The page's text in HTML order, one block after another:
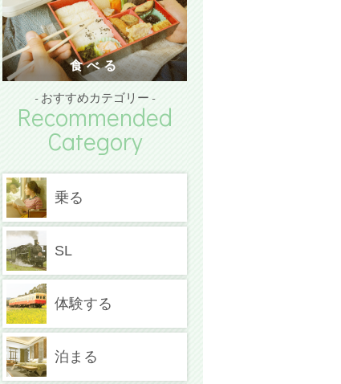
食べる
- おすすめカテゴリー -
Recommended
Category
乗る
SL
体験する
泊まる